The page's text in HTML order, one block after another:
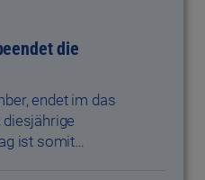
die
endet im das
ist somit…